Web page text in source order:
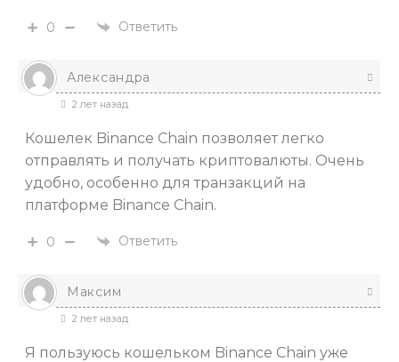
0 Ответить
Александра
2 лет назад
Кошелек Binance Chain позволяет легко
отправлять и получать криптовалюты. Очень
удобно, особенно для транзакций на
платформе Binance Chain.
0 Ответить
Максим
2 лет назад
Я пользуюсь кошельком Binance Chain уже